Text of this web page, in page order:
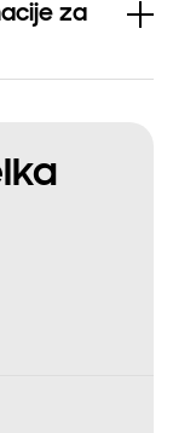
za